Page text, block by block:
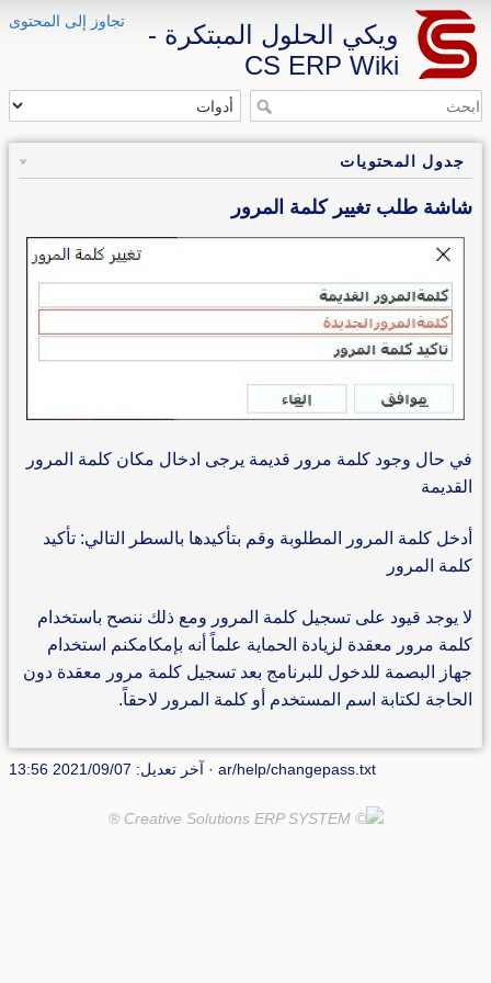
تجاوز إلى المحتوى
ويكي الحلول المبتكرة -
CS ERP Wiki
جدول المحتويات
شاشة طلب تغيير كلمة المرور
في حال وجود كلمة مرور قديمة يرجى ادخال مكان كلمة المرور
القديمة
أدخل كلمة المرور المطلوبة وقم بتأكيدها بالسطر التالي: تأكيد
كلمة المرور
لا يوجد قيود على تسجيل كلمة المرور ومع ذلك ننصح باستخدام
كلمة مرور معقدة لزيادة الحماية علماً أنه بإمكامكنم استخدام
جهاز البصمة للدخول للبرنامج بعد تسجيل كلمة مرور معقدة دون
الحاجة لكتابة اسم المستخدم أو كلمة المرور لاحقاً.
ar/help/changepass.txt · آخر تعديل: 2021/09/07 13:56